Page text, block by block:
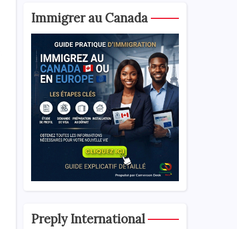
Immigrer au Canada
Preply International